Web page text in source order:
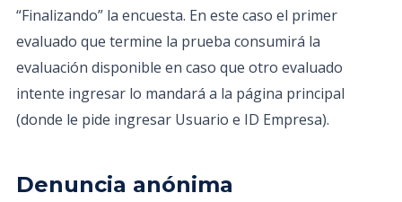
“Finalizando” la encuesta. En este caso el primer
evaluado que termine la prueba consumirá la
evaluación disponible en caso que otro evaluado
intente ingresar lo mandará a la página principal
(donde le pide ingresar Usuario e ID Empresa).
Denuncia anónima